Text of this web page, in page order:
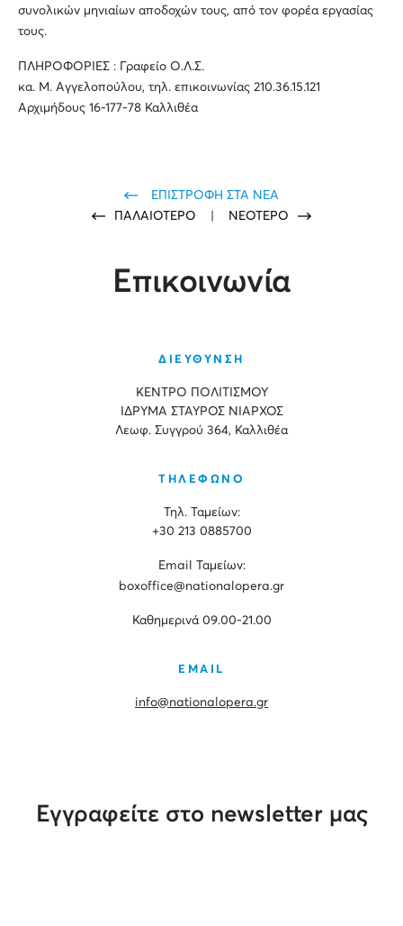
συνολικών μηνιαίων αποδοχών τους, από τον φορέα εργασίας
τους.
ΠΛΗΡΟΦΟΡΙΕΣ : Γραφείο Ο.Λ.Σ.
κα. Μ. Αγγελοπούλου, τηλ. επικοινωνίας 210.36.15.121
Αρχιμήδους 16-177-78 Καλλιθέα
ΕΠΙΣΤΡΟΦΗ ΣΤΑ ΝΕΑ
ΠΑΛΑΙΟΤΕΡΟ
ΝΕΟΤΕΡΟ
Επικοινωνία
ΔΙΕΥΘΥΝΣΗ
ΚΕΝΤΡΟ ΠΟΛΙΤΙΣΜΟΥ
ΙΔΡΥΜΑ ΣΤΑΥΡΟΣ ΝΙΑΡΧΟΣ
Λεωφ. Συγγρού 364, Καλλιθέα
ΤΗΛΕΦΩΝΟ
Τηλ. Ταμείων:
+30 213 0885700
Εmail Ταμείων:
boxoffice@nationalopera.gr
Καθημερινά 09.00-21.00
EMAIL
info@nationalopera.gr
Εγγραφείτε στο newsletter μας